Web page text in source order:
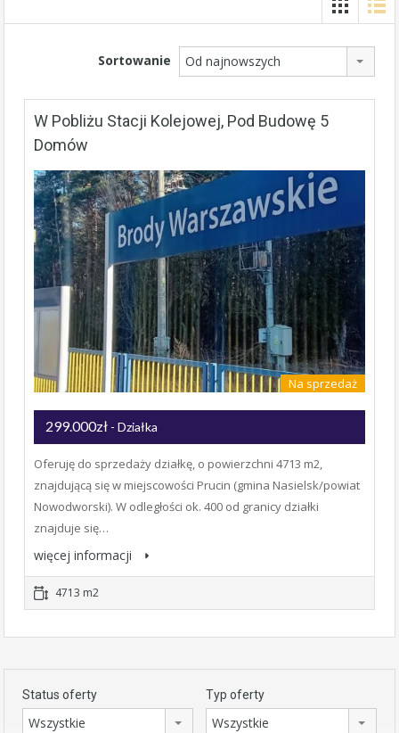
Sortowanie Od najnowszych
W Pobliżu Stacji Kolejowej, Pod Budowę 5
Domów
Na sprzedaż
299.000zł - Działka
Oferuję do sprzedaży działkę, o powierzchni 4713 m2,
znajdującą się w miejscowości Prucin (gmina Nasielsk/powiat
Nowodworski). W odległości ok. 400 od granicy działki
znajduje się…
więcej informacji
4713 m2
Status oferty
Wszystkie
Typ oferty
Wszystkie